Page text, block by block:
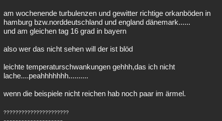
am wochenende turbulenzen und gewitter richtige orkanböden in
hamburg bzw.norddeutschland und england dänemark......
und am gleichen tag 16 grad in bayern
also wer das nicht sehen will der ist blöd
leichte temperaturschwankungen gehhh,das ich nicht
lache....peahhhhhhh..........
wenn die beispiele nicht reichen hab noch paar im ärmel.
??????????????????????